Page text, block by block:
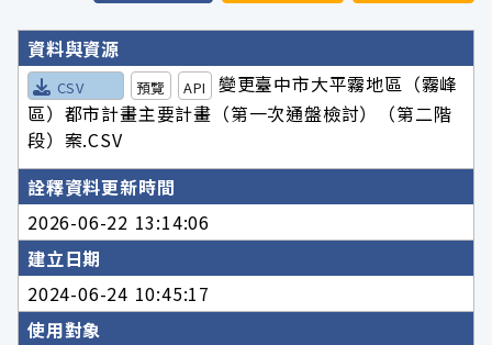
詮釋資料詳細內容
資料與資源
CSV 預覽 API
變更臺中市大平霧地區（霧峰
區）都市計畫主要計畫（第一次通盤檢討）（第二階
段）案.CSV
詮釋資料更新時間
2026-06-22 13:14:06
建立日期
2024-06-24 10:45:17
使用對象